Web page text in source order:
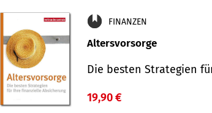
FINANZEN
Altersvorsorge
Die besten Strategien
19,90 €